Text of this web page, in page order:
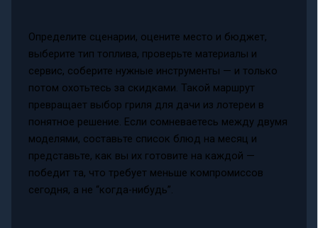
Определите сценарии, оцените место и бюджет,
выберите тип топлива, проверьте материалы и
сервис, соберите нужные инструменты — и только
потом охотьтесь за скидками. Такой маршрут
превращает выбор гриля для дачи из лотереи в
понятное решение. Если сомневаетесь между двумя
моделями, составьте список блюд на месяц и
представьте, как вы их готовите на каждой —
победит та, что требует меньше компромиссов
сегодня, а не “когда-нибудь”.